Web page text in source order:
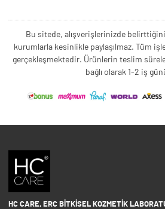
Bu sitede, alışverişlerinizde
kurumlarla kesinlikle paylaşılmaz. Tüm
gerçekleşmektedir. Ürünlerin teslim
bağlı olarak 1-2 iş
HC CARE, ERC BITKISEL KOZMETIK